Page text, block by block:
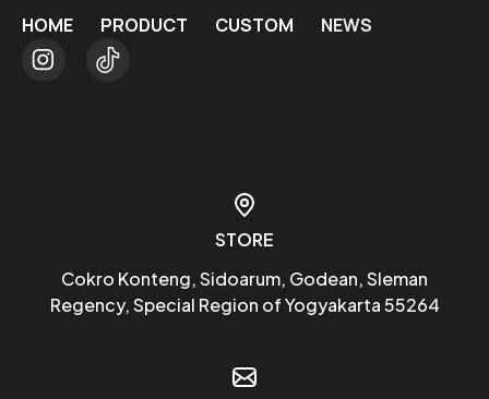
HOME PRODUCT CUSTOM NEWS
STORE
Cokro Konteng, Sidoarum, Godean, Sleman
Regency, Special Region of Yogyakarta 55264